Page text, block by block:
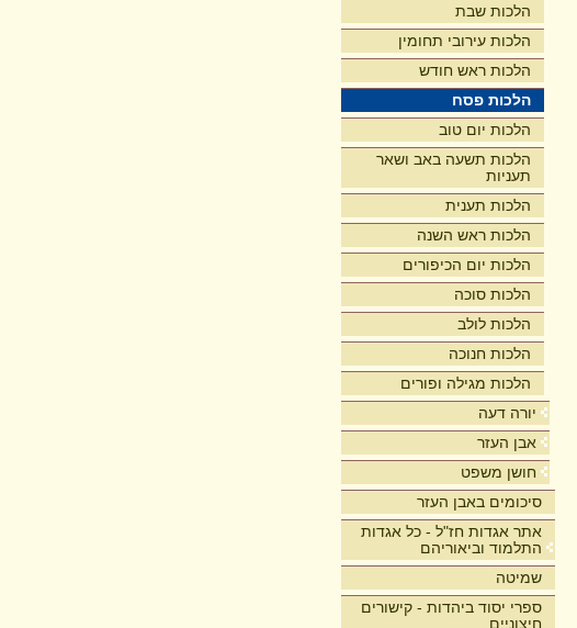
הלכות שבת
הלכות עירובי תחומין
הלכות ראש חודש
הלכות פסח
הלכות יום טוב
הלכות תשעה באב ושאר
תעניות
הלכות תענית
הלכות ראש השנה
הלכות יום הכיפורים
הלכות סוכה
הלכות לולב
הלכות חנוכה
הלכות מגילה ופורים
יורה דעה
אבן העזר
חושן משפט
סיכומים באבן העזר
אתר אגדות חז"ל - כל אגדות
התלמוד וביאוריהם
שמיטה
ספרי יסוד ביהדות - קישורים
חיצוניים